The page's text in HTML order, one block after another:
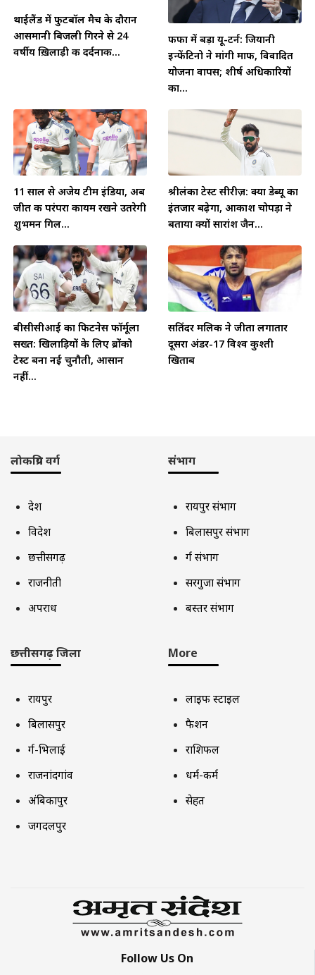
थाईलैंड में फुटबॉल मैच के दौरान
आसमानी बिजली गिरने से 24
वर्षीय ख़िलाड़ी की दर्दनाक...
फीफा में बड़ा यू-टर्न: जियानी
इन्फेंटिनो ने मांगी माफी, विवादित
योजना वापस; शीर्ष अधिकारियों
का...
11 साल से अजेय टीम इंडिया, अब
जीत की परंपरा कायम रखने उतरेगी
शुभमन गिल...
श्रीलंका टेस्ट सीरीज़: क्या डेब्यू का
इंतजार बढ़ेगा, आकाश चोपड़ा ने
बताया क्यों सारांश जैन...
बीसीसीआई का फिटनेस फॉर्मूला
सख्त: खिलाड़ियों के लिए ब्रोंको
टेस्ट बना नई चुनौती, आसान
नहीं...
सतिंदर मलिक ने जीता लगातार
दूसरा अंडर-17 विश्व कुश्ती
खिताब
लोकप्रिय वर्ग
देश
विदेश
छत्तीसगढ़
राजनीती
अपराध
संभाग
रायपुर संभाग
बिलासपुर संभाग
दुर्ग संभाग
सरगुजा संभाग
बस्तर संभाग
छत्तीसगढ़ जिला
रायपुर
बिलासपुर
दुर्ग-भिलाई
राजनांदगांव
अंबिकापुर
जगदलपुर
More
लाइफ स्टाइल
फैशन
राशिफल
धर्म-कर्म
सेहत
Follow Us On